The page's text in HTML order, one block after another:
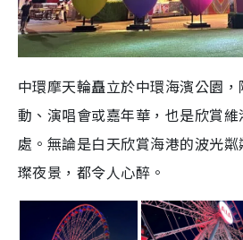
中環摩天輪矗立於中環海濱公園
動、演唱會或嘉年華，也是欣賞
處。無論是白天欣賞海港的波光
璨夜景，都令人心醉。